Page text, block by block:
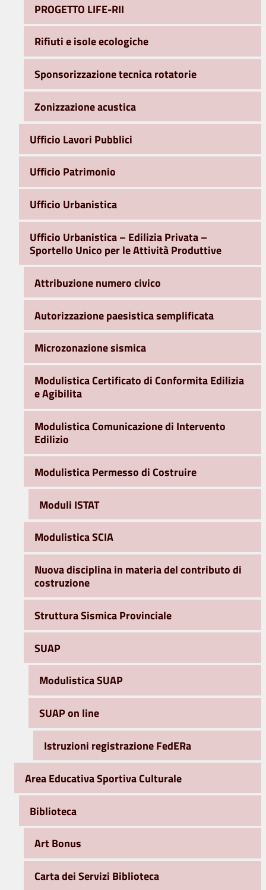
PROGETTO LIFE-RII
Rifiuti e isole ecologiche
Sponsorizzazione tecnica rotatorie
Zonizzazione acustica
Ufficio Lavori Pubblici
Ufficio Patrimonio
Ufficio Urbanistica
Ufficio Urbanistica – Edilizia Privata –
Sportello Unico per le Attività Produttive
Attribuzione numero civico
Autorizzazione paesistica semplificata
Microzonazione sismica
Modulistica Certificato di Conformita Edilizia
e Agibilita
Modulistica Comunicazione di Intervento
Edilizio
Modulistica Permesso di Costruire
Moduli ISTAT
Modulistica SCIA
Nuova disciplina in materia del contributo di
costruzione
Struttura Sismica Provinciale
SUAP
Modulistica SUAP
SUAP on line
Istruzioni registrazione FedERa
Area Educativa Sportiva Culturale
Biblioteca
Art Bonus
Carta dei Servizi Biblioteca